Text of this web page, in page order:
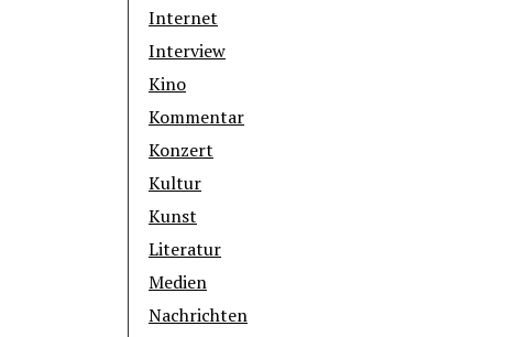
Internet
Interview
Kino
Kommentar
Konzert
Kultur
Kunst
Literatur
Medien
Nachrichten